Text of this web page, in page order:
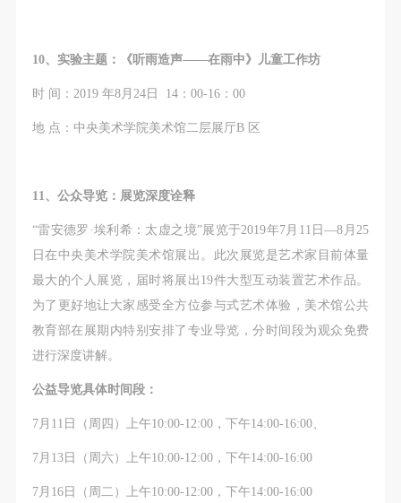
10、实验主题：《听雨造声——在雨中》儿童工作坊
时 间：2019 年8月24日 14：00-16：00
地 点：中央美术学院美术馆二层展厅B 区
11、公众导览：展览深度诠释
“雷安德罗·埃利希：太虚之境”展览于2019年7月11日—8月25
日在中央美术学院美术馆展出。此次展览是艺术家目前体量
最大的个人展览，届时将展出19件大型互动装置艺术作品。
为了更好地让大家感受全方位参与式艺术体验，美术馆公共
教育部在展期内特别安排了专业导览，分时间段为观众免费
进行深度讲解。
公益导览具体时间段：
7月11日（周四）上午10:00-12:00，下午14:00-16:00、
7月13日（周六）上午10:00-12:00，下午14:00-16:00
7月16日（周二）上午10:00-12:00，下午14:00-16:00